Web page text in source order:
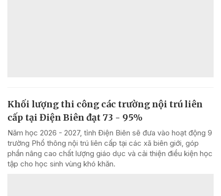
Khối lượng thi công các trường nội trú liên
cấp tại Điện Biên đạt 73 - 95%
Năm học 2026 - 2027, tỉnh Điện Biên sẽ đưa vào hoạt động 9
trường Phổ thông nội trú liên cấp tại các xã biên giới, góp
phần nâng cao chất lượng giáo dục và cải thiện điều kiện học
tập cho học sinh vùng khó khăn.